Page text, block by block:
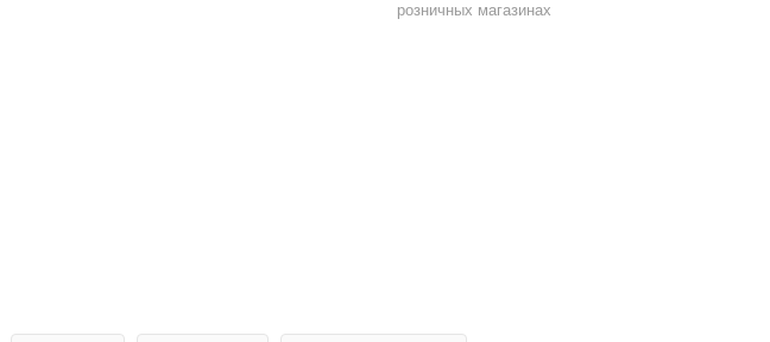
розничных магазинах